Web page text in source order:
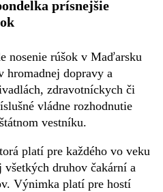
prísnejšie
nosenie rúšok v Maďarsku
hromadnej dopravy a
zdravotníckych či
vládne rozhodnutie
vestníku.
platí pre každého vo veku
druhov čakární a
Výnimka platí pre hostí